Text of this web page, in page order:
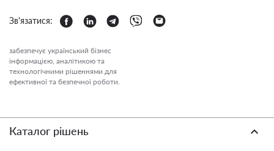
Зв'язатися:
забезпечує український бізнес
інформацією, аналітикою та
технологічними рішеннями для
ефективної та безпечної роботи.
Каталог рішень